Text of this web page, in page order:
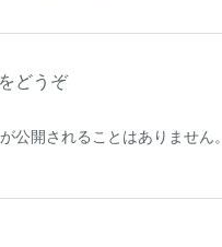
どうぞ
公開されることはありません。